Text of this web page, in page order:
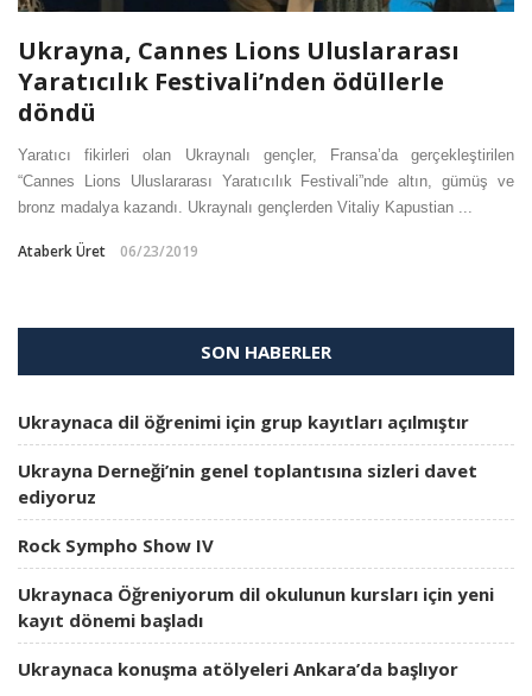
Ukrayna, Cannes Lions Uluslararası
Yaratıcılık Festivali’nden ödüllerle
döndü
Yaratıcı fikirleri olan Ukraynalı gençler, Fransa’da gerçekleştirilen
“Cannes Lions Uluslararası Yaratıcılık Festivali”nde altın, gümüş ve
bronz madalya kazandı. Ukraynalı gençlerden Vitaliy Kapustian ...
Ataberk Üret 06/23/2019
SON HABERLER
Ukraynaca dil öğrenimi için grup kayıtları açılmıştır
Ukrayna Derneği’nin genel toplantısına sizleri davet
ediyoruz
Rock Sympho Show IV
Ukraynaca Öğreniyorum dil okulunun kursları için yeni
kayıt dönemi başladı
Ukraynaca konuşma atölyeleri Ankara’da başlıyor